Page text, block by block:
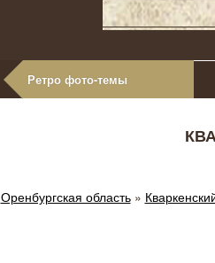
Ретро фото-темы
Оренбургская область»